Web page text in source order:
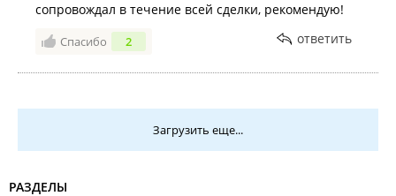
сопровождал в течение всей сделки, рекомендую!
Спасибо 2 ответить
Загрузить еще...
РАЗДЕЛЫ